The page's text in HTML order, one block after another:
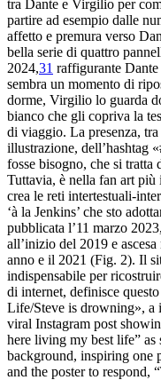
tra Dante e Virgilio per
partire ad esempio dalle
affetto e premura verso
bella serie di quattro
2024,31 raffigurante Dante
sembra un momento di
dorme, Virgilio lo guarda
bianco che gli copriva la
di viaggio. La presenza,
illustrazione, dell’hashtag
fosse bisogno, che si tratta
Tuttavia, è nella fan art più
crea le reti intertestuali-
‘à la Jenkins’ che sto
pubblicata l’11 marzo
all’inizio del 2019 e ascesa
anno e il 2021 (Fig. 2). Il
indispensabile per
di internet, definisce
Life/Steve is drowning», a
viral Instagram post
here living my best life” as
background, inspiring one
and the poster to respond,